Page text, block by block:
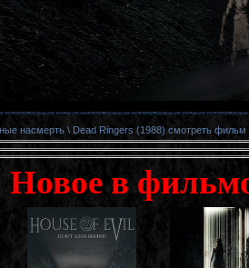
насмерть \ Dead Ringers (1988) смотреть фильм
Новое в